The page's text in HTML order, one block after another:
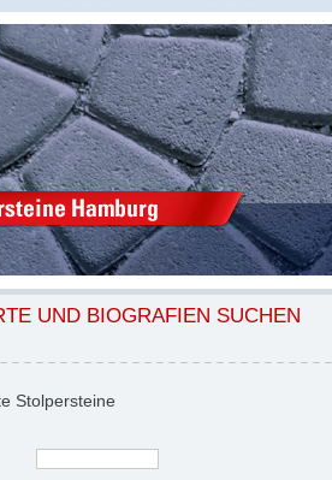
UND BIOGRAFIEN SUCHEN
Stolpersteine